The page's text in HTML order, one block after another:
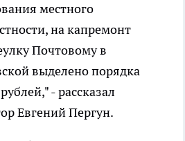
местного
на капремонт
Почтовому в
выделено порядка
- рассказал
Евгений Пергун.